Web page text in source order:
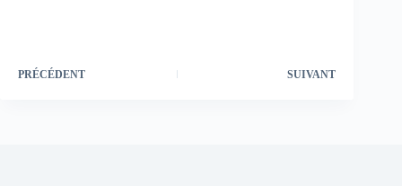
PRÉCÉDENT SUIVANT